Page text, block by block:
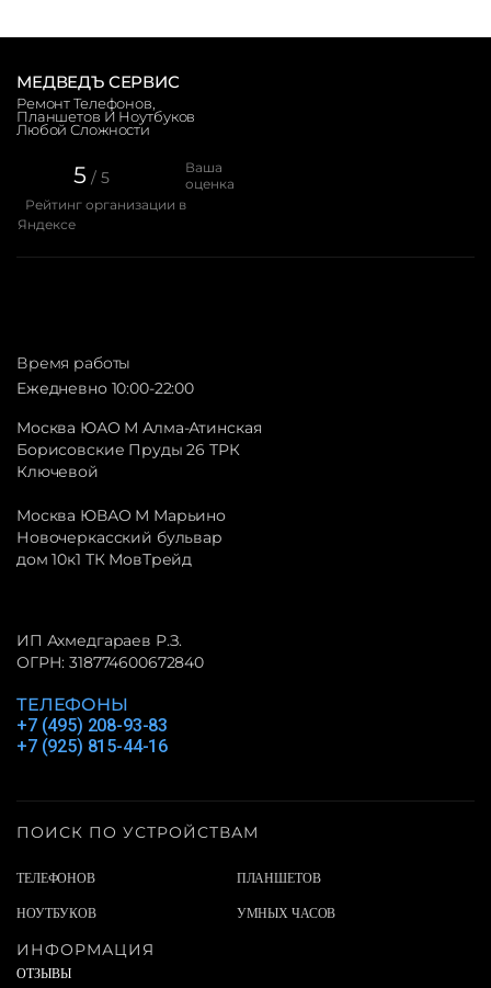
МЕДВЕДЪ СЕРВИС
Ремонт Телефонов,
Планшетов И Ноутбуков
Любой Сложности
5 / 5
Ваша
оценка
Рейтинг организации в
Яндексе
Время работы
Ежедневно 10:00-22:00
Москва ЮАО М Алма-Атинская
Борисовские Пруды 26 ТРК
Ключевой
Москва ЮВАО М Марьино
Новочеркасский бульвар
дом 10к1 ТК МовТрейд
ИП Ахмедгараев Р.З.
ОГРН: 318774600672840
ТЕЛЕФОНЫ
+7 (495) 208-93-83
+7 (925) 815-44-16
ПОИСК ПО УСТРОЙСТВАМ
ТЕЛЕФОНОВ ПЛАНШЕТОВ
НОУТБУКОВ УМНЫХ ЧАСОВ
ИНФОРМАЦИЯ
ОТЗЫВЫ